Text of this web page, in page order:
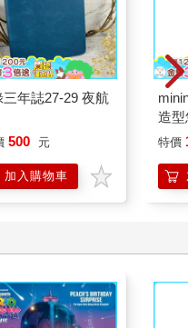
三年誌27-29 夜航
500 元
加入購物車
特價